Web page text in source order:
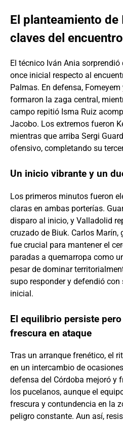
El planteamiento de
claves del encuentro
El técnico Iván Ania
once inicial respecto al
Palmas. En defensa,
formaron la zaga central,
campo repitió Isma Ruiz
Jacobo. Los extremos fueron
mientras que arriba Sergi
ofensivo, completando su
Un inicio vibrante y un
Los primeros minutos fueron
claras en ambas porterías.
disparo al inicio, y Valladolid
cruzado de Biuk. Carlos Marín,
fue crucial para mantener el
paradas a quemarropa como
pesar de dominar
supo responder y defendió
inicial.
El equilibrio persiste
frescura en ataque
Tras un arranque frenético, el
en un intercambio de
defensa del Córdoba mejoró y
los pucelanos, aunque el
frescura y contundencia en la
peligro constante. Aun así,